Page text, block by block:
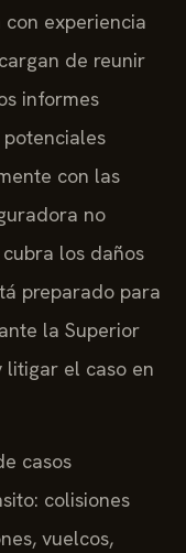
experiencia
de reunir
informes
con las
no
los daños
preparado para
la Superior
el caso en
casos
colisiones
vuelcos,